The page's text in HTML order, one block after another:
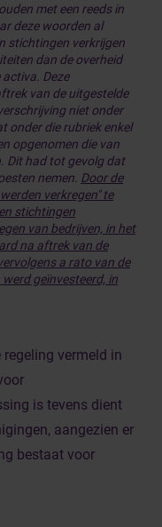
met een reeds in
deze woorden al
stichtingen verkrijgen
dan de overheid
Deze
van de uitgestelde
niet onder
onder die rubriek enkel
opgenomen die van
Dit had tot gevolg dat
nemen. Door de
verkregen" te
stichtingen
van bedrijven, in het
na aftrek van de
a rato van de
geïnvesteerd, in
regeling vermeld in
is tevens dient
aangezien er
bestaat voor